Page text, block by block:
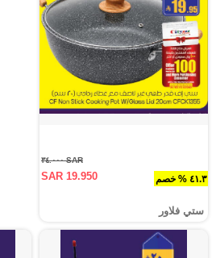
٤١.٣ % خصم
SAR ٣٤.٠٠٠
SAR 19.950
ستي فلاور